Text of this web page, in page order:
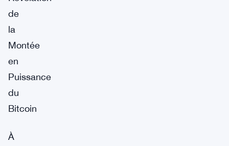
de
la
Montée
en
Puissance
du
Bitcoin
À